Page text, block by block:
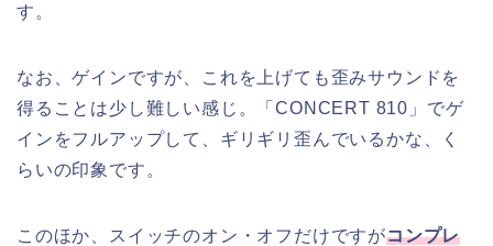
す。
なお、ゲインですが、これを上げても歪みサウンドを
得ることは少し難しい感じ。「CONCERT 810」でゲ
インをフルアップして、ギリギリ歪んでいるかな、く
らいの印象です。
このほか、スイッチのオン・オフだけですがコンプレ